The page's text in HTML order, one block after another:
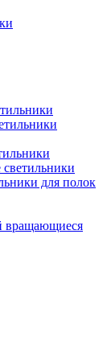
для полок
вращающиеся